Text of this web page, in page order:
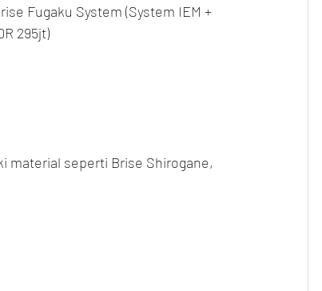
Fugaku System (System IEM +
295jt)
material seperti Brise Shirogane,